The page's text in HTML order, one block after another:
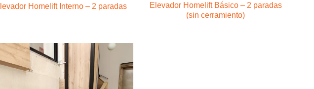
Homelift Interno – 2 paradas
Elevador Homelift Básico – 2 paradas
(sin cerramiento)